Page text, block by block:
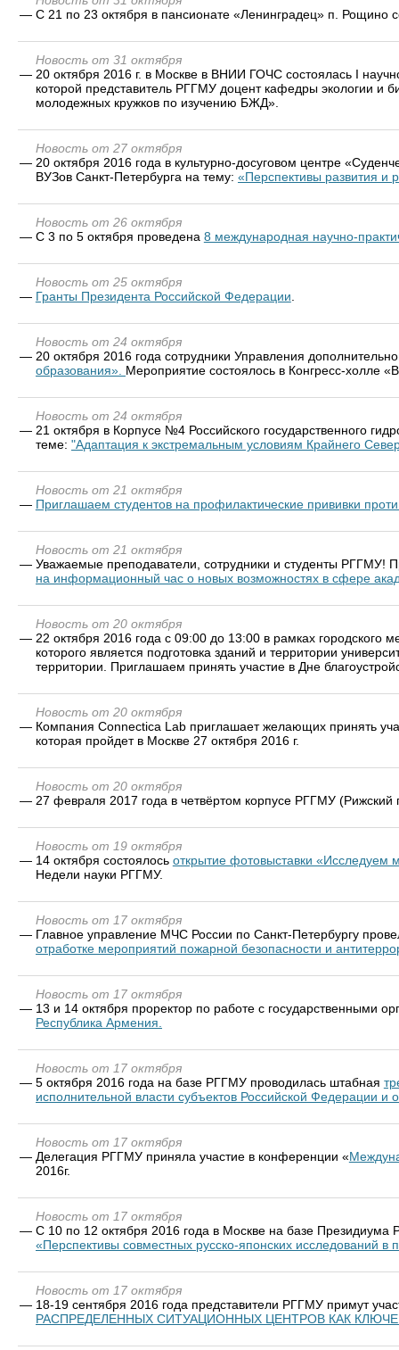
— С 21 по 23 октября в пансионате «Ленинградец» п. Рощино
Новость от 31 октября
— 20 октября 2016 г. в Москве в ВНИИ ГОЧС состоялась I
которой представитель РГГМУ доцент кафедры экологии и
молодежных кружков по изучению БЖД».
Новость от 27 октября
— 20 октября 2016 года в культурно-досуговом центре
ВУЗов Санкт-Петербурга на тему: «Перспективы развития и
Новость от 26 октября
— C 3 по 5 октября проведена 8 международная научно-
Новость от 25 октября
— Гранты Президента Российской Федерации
Новость от 24 октября
— 20 октября 2016 года сотрудники Управления
образования». Мероприятие состоялось в Конгресс-холле
Новость от 24 октября
— 21 октября в Корпусе №4 Российского государственного
теме: "Адаптация к экстремальным условиям Крайнего
Новость от 21 октября
— Приглашаем студентов на профилактические прививки
Новость от 21 октября
— Уважаемые преподаватели, сотрудники и студенты РГГМУ!
на информационный час о новых возможностях в сфере
Новость от 20 октября
— 22 октября 2016 года с 09:00 до 13:00 в рамках городского
которого является подготовка зданий и территории
территории. Приглашаем принять участие в Дне
Новость от 20 октября
— Компания Connectica Lab приглашает желающих принять
которая пройдет в Москве 27 октября 2016 г.
Новость от 20 октября
— 27 февраля 2017 года в четвёртом корпусе РГГМУ
Новость от 19 октября
— 14 октября состоялось открытие фотовыставки «Исследуем
Недели науки РГГМУ.
Новость от 17 октября
— Главное управление МЧС России по Санкт-Петербургу
отработке мероприятий пожарной безопасности и
Новость от 17 октября
— 13 и 14 октября проректор по работе с государственными
Республика Армения.
Новость от 17 октября
— 5 октября 2016 года на базе РГГМУ проводилась штабная
исполнительной власти субъектов Российской Федерации
Новость от 17 октября
— Делегация РГГМУ приняла участие в конференции «
2016г.
Новость от 17 октября
— С 10 по 12 октября 2016 года в Москве на базе
«Перспективы совместных русско-японских исследований
Новость от 17 октября
— 18-19 сентября 2016 года представители РГГМУ примут
РАСПРЕДЕЛЕННЫХ СИТУАЦИОННЫХ ЦЕНТРОВ КАК